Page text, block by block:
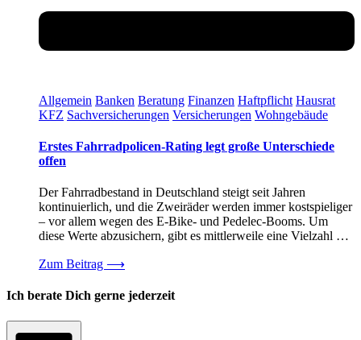
Allgemein Banken Beratung Finanzen Haftpflicht Hausrat
KFZ Sachversicherungen Versicherungen Wohngebäude
Erstes Fahrradpolicen-Rating legt große Unterschiede
offen
Der Fahrradbestand in Deutschland steigt seit Jahren
kontinuierlich, und die Zweiräder werden immer kostspieliger
– vor allem wegen des E-Bike- und Pedelec-Booms. Um
diese Werte abzusichern, gibt es mittlerweile eine Vielzahl …
Zum Beitrag ⟶
Ich berate Dich gerne jederzeit